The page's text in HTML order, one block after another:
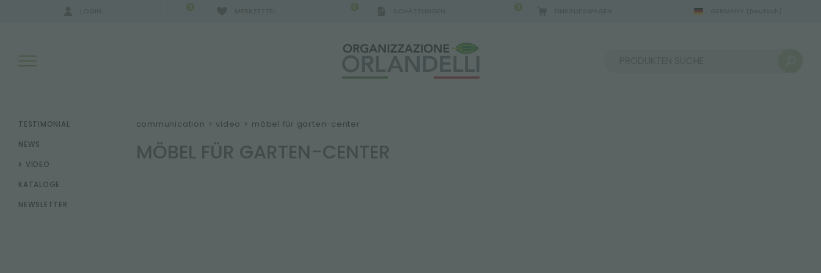
0 0 0
SUCHERGEBNISSE:
TESTIMONIAL
NEWS
VIDEO
KATALOGE
NEWSLETTER
communication > video > möbel für garten-center
MÖBEL FÜR GARTEN-CENTER